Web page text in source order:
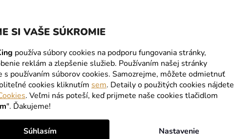
SI VAŠE SÚKROMIE
používa súbory cookies na podporu fungovania stránky,
reklám a zlepšenie služieb. Používaním našej stránky
s používaním súborov cookies. Samozrejme, môžete odmietnuť
cookies kliknutím sem. Detaily o použitých cookies nájdete
. Veľmi nás poteší, keď prijmete naše cookies tlačidlom
". Ďakujeme!
Nastavenie
Súhlasím
nechtov -
DO KOŠÍKA
9,89 €
11,99 € (–17 %)
DO KOŠÍKA